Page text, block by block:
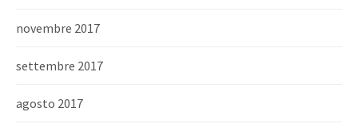
novembre 2017
settembre 2017
agosto 2017